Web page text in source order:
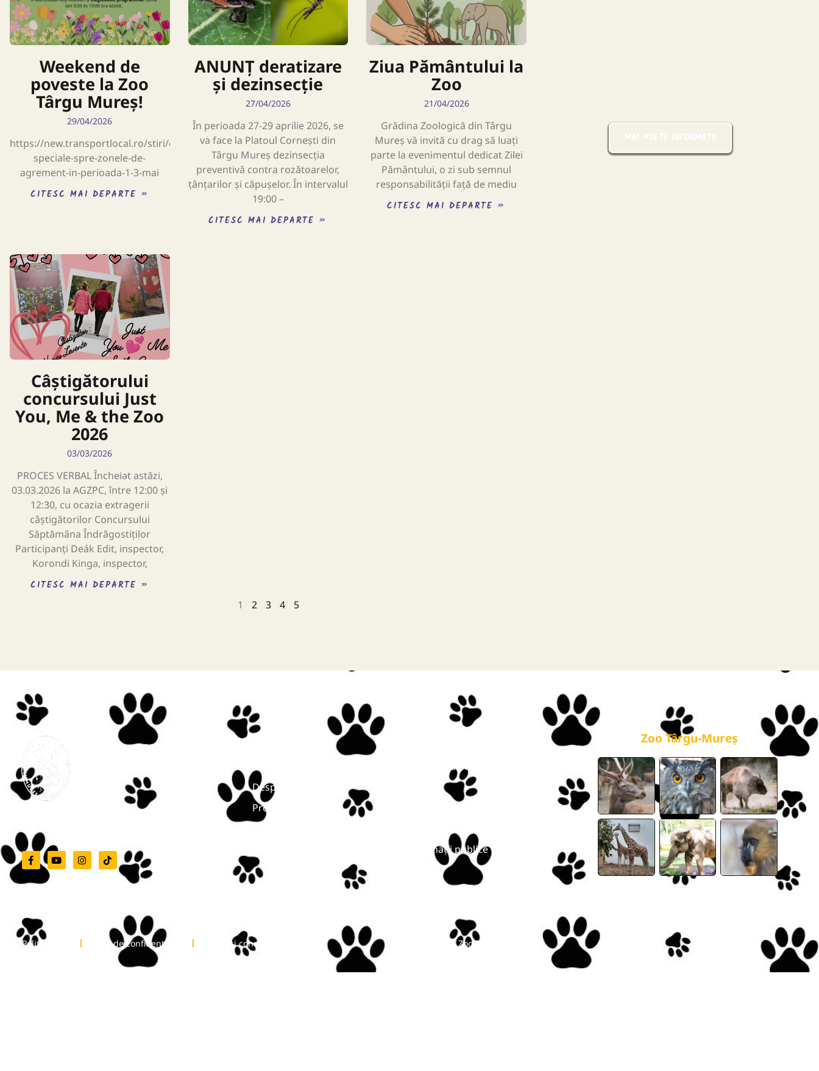
Weekend de
poveste la Zoo
Târgu Mureș!
29/04/2026
https://new.transportlocal.ro/stiri/curse-
speciale-spre-zonele-de-
agrement-in-perioada-1-3-mai
CITESC MAI DEPARTE »
ANUNȚ deratizare
și dezinsecție
27/04/2026
În perioada 27-29 aprilie 2026, se
va face la Platoul Cornești din
Târgu Mureș dezinsecția
preventivă contra rozătoarelor,
țânțarilor și căpușelor. În intervalul
19:00 –
CITESC MAI DEPARTE »
Ziua Pământului la
Zoo
21/04/2026
Grădina Zoologică din Târgu
Mureș vă invită cu drag să luați
parte la evenimentul dedicat Zilei
Pământului, o zi sub semnul
responsabilității față de mediu
CITESC MAI DEPARTE »
Câștigătorului
concursului Just
You, Me & the Zoo
2026
03/03/2026
PROCES VERBAL Încheiat astăzi,
03.03.2026 la AGZPC, între 12:00 și
12:30, cu ocazia extragerii
câștigătorilor Concursului
Săptămâna Îndrăgostiților
Participanți Deák Edit, inspector,
Korondi Kinga, inspector,
CITESC MAI DEPARTE »
1
2 3 4 5
MAI MULTE INFORMAȚII
Meniu
Despre noi
Programe
Program de vizitare
Informații publice
Zoo Târgu-Mureș
Politica Cookie Politica de confidențialitate Termeni și condiții Copyright © Zoo Târgu-Mureș